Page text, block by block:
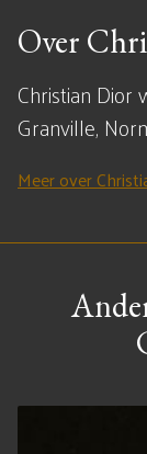
Over
Christian Dior
Granville,
Meer over